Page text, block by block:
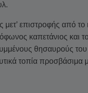
μετ’ επιστροφής από
καπετάνιος και
θησαυρούς του
τοπία προσβάσιμα